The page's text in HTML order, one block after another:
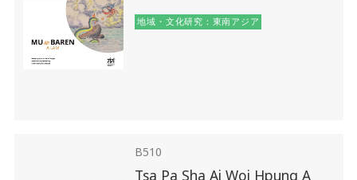
地域・文化研究：東南アジア
B510
Tsa Pa Sha Ai Woi Hpung A